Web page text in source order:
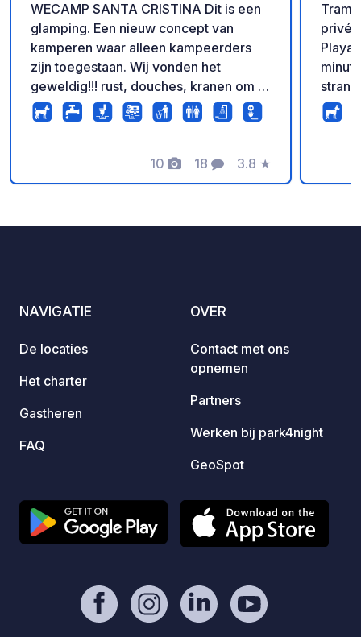
WECAMP SANTA CRISTINA Dit is een
glamping. Een nieuw concept van
kamperen waar alleen kampeerders
zijn toegestaan. Wij vonden het
geweldig!!! rust, douches, kranen om te
wassen, .... ze hebben zelfs een
vaatwasser!!! prijzen variëren
seizoen. Maar als je geen water hoeft
bij te vullen ongeveer 25 euro. als u
10
Foto's
18
Commentaren
3.8
Beoordeling
★
Playa
aan
waar
NAVIGATIE
De locaties
Het charter
Gastheren
FAQ
OVER
Contact met ons
opnemen
Partners
Werken bij park4night
GeoSpot